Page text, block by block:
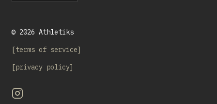
© 2026 Athletiks
terms of service
privacy policy